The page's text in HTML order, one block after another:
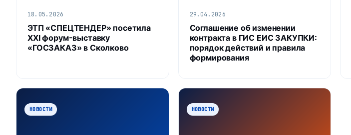
18.05.2026
ЭТП «СПЕЦТЕНДЕР» посетила
XXI форум-выставку
«ГОСЗАКАЗ» в Сколково
29.04.2026
Соглашение об изменении
контракта в ГИС ЕИС ЗАКУПКИ:
порядок действий и правила
формирования
НОВОСТИ НОВОСТИ